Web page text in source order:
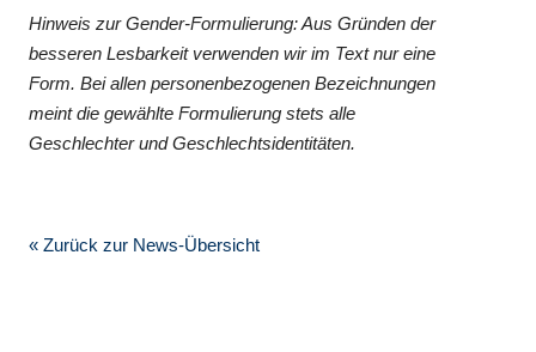
Hinweis zur Gender-Formulierung: Aus Gründen der
besseren Lesbarkeit verwenden wir im Text nur eine
Form. Bei allen personenbezogenen Bezeichnungen
meint die gewählte Formulierung stets alle
Geschlechter und Geschlechtsidentitäten.
« Zurück zur News-Übersicht